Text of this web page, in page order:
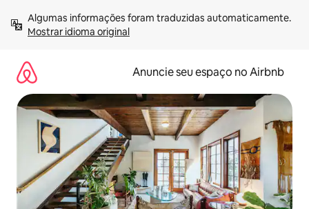
para
Mostrar idioma original
Anuncie seu espaço no Airbnb